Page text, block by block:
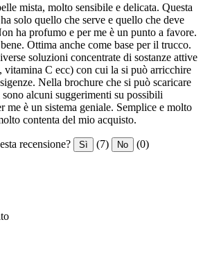
mista, molto sensibile e delicata. Questa
solo quello che serve e quello che deve
ha profumo e per me è un punto a favore.
Ottima anche come base per il trucco.
soluzioni concentrate di sostanze attive
vitamina C ecc) con cui la si può arricchire
Nella brochure che si può scaricare
alcuni suggerimenti su possibili
me è un sistema geniale. Semplice e molto
contenta del mio acquisto.
recensione? Sì (7) No (0)